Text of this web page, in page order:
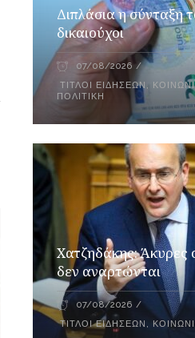
Διπλάσια η σύνταξη
δικαιούχοι
07/08/2026
ΤΊΤΛΟΙ ΕΙΔΉΣΕΩΝ ,
ΠΟΛΙΤΙΚΉ
Xατζηδάκης: Άκυρες
δεν αναρτώνται
07/08/2026
ΤΊΤΛΟΙ ΕΙΔΉΣΕΩΝ ,